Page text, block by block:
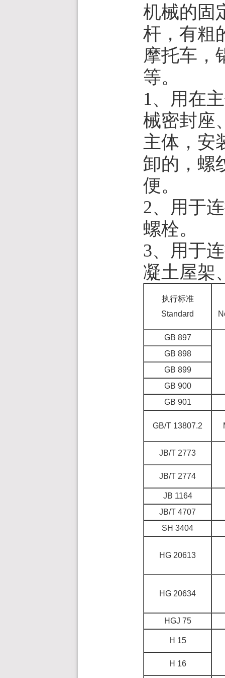
机械的固
杆，有粗
摩托车，
等。
1、用在
械密封座
主体，安
卸的，螺
便。
2、用于
螺栓。
3、用于
凝土屋架
执行标准
Standard
GB 897
GB 898
GB 899
GB 900
GB 901
GB/T 13807.2
JB/T 2773
JB/T 2774
JB 1164
JB/T 4707
SH 3404
HG 20613
HG 20634
HGJ 75
H 15
H 16